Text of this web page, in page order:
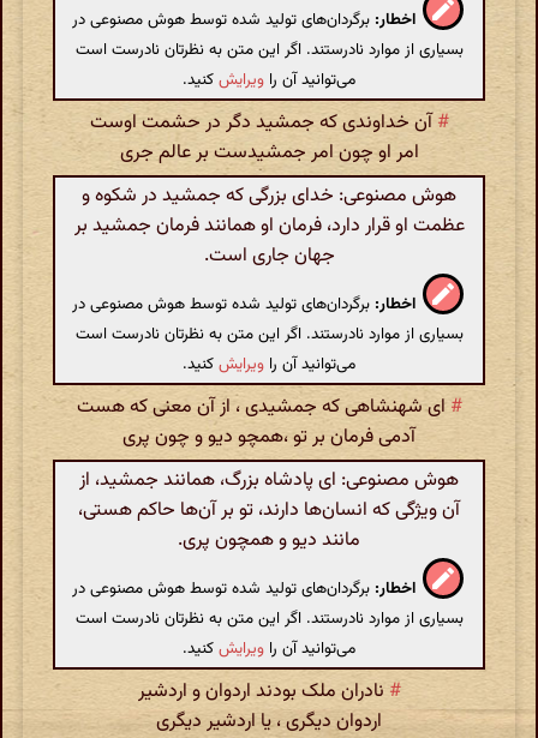
اخطار: برگردان‌های تولید شده توسط هوش مصنوعی در
بسیاری از موارد نادرستند. اگر این متن به نظرتان نادرست است
می‌توانید آن را ویرایشکنید.
#آن خداوندی که جمشید دگر در حشمت اوست
امر او چون امر جمشیدست بر عالم جری
هوش مصنوعی: خدای بزرگی که جمشید در شکوه و
عظمت او قرار دارد، فرمان او همانند فرمان جمشید بر
جهان جاری است.
اخطار: برگردان‌های تولید شده توسط هوش مصنوعی در
بسیاری از موارد نادرستند. اگر این متن به نظرتان نادرست است
می‌توانید آن را ویرایشکنید.
#ای شهنشاهی که جمشیدی ، از آن معنی که هست
آدمی فرمان بر تو ،همچو دیو و چون پری
هوش مصنوعی: ای پادشاه بزرگ، همانند جمشید، از
آن ویژگی که انسان‌ها دارند، تو بر آن‌ها حاکم هستی،
مانند دیو و همچون پری.
اخطار: برگردان‌های تولید شده توسط هوش مصنوعی در
بسیاری از موارد نادرستند. اگر این متن به نظرتان نادرست است
می‌توانید آن را ویرایشکنید.
# نادران ملک بودند اردوان و اردشیر
اردوان دیگری ، یا اردشیر دیگری